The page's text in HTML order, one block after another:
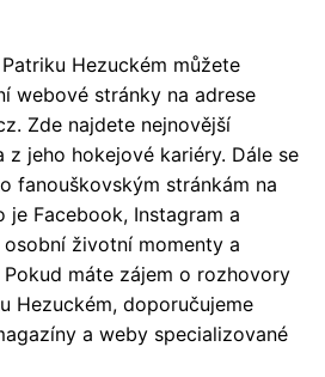
Hezuckém můžete
webové stránky na adrese
Zde najdete nejnovější
jeho hokejové kariéry. Dále se
fanouškovským stránkám na
je Facebook, Instagram a
životní momenty a
máte zájem o rozhovory
Hezuckém, doporučujeme
a weby specializované